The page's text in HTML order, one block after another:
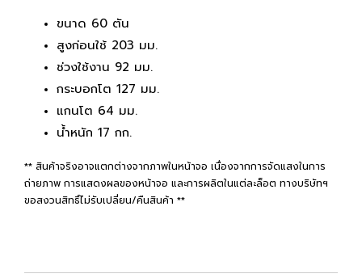
ขนาด 60 ตัน
สูงก่อนใช้ 203 มม.
ช่วงใช้งาน 92 มม.
กระบอกโต 127 มม.
แกนโต 64 มม.
น้ำหนัก 17 กก.
** สินค้าจริงอาจแตกต่างจากภาพในหน้าจอ เนื่องจากการจัดแสงในการ
ถ่ายภาพ การแสดงผลของหน้าจอ และการผลิตในแต่ละล็อต ทางบริษัทฯ
ขอสงวนสิทธิ์ไม่รับเปลี่ยน/คืนสินค้า **